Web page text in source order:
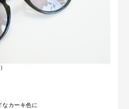
なカーキ色に